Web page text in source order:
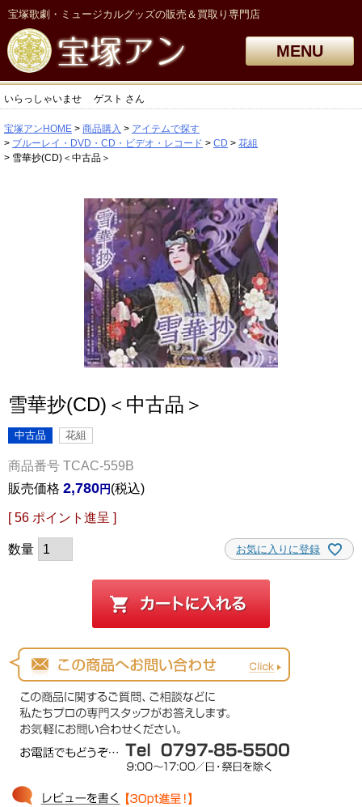
宝塚歌劇・ミュージカルグッズの販売＆買取り専門店
MENU
いらっしゃいませ ゲスト さん
宝塚アンHOME 商品購入
アイテムで探す
ブルーレイ・DVD・CD・ビデオ・レコード
CD
花組
雪華抄(CD)＜中古品＞
雪華抄(CD)＜中古品＞
中古品 花組
商品番号 TCAC-559B
販売価格 2,780 税込
[ 56 ポイント進呈 ]
お気に入りに登録